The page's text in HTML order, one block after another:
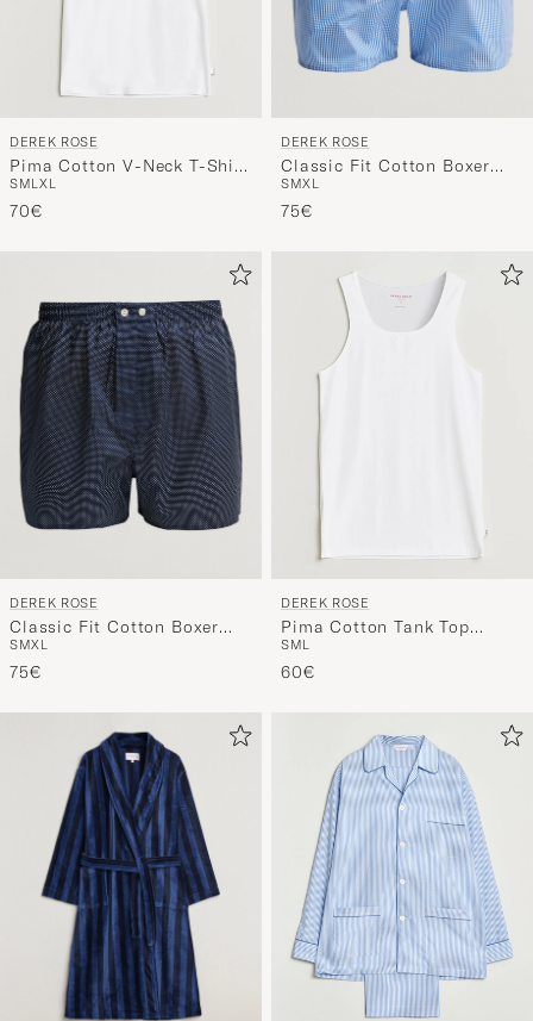
DEREK ROSE
Pima Cotton V-Neck T-Shirt
White
SMLXL
70€
DEREK ROSE
Classic Fit Cotton Boxer
Shorts Blue Gingham
SMXL
75€
DEREK ROSE
Classic Fit Cotton Boxer
Shorts Navy Polka Dot
SMXL
75€
DEREK ROSE
Pima Cotton Tank Top
White
SML
60€